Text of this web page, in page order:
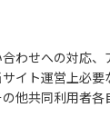
わせへの対応
イト運営上必
他共同利用者